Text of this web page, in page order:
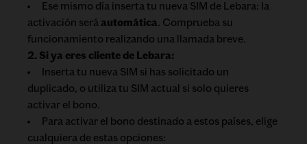
Ese mismo día inserta tu nueva SIM de Lebara: la
activación será automática. Comprueba su
funcionamiento realizando una llamada breve.
2. Si ya eres cliente de Lebara:
Inserta tu nueva SIM si has solicitado un
duplicado, o utiliza tu SIM actual si solo quieres
activar el bono.
Para activar el bono destinado a estos países, elige
cualquiera de estas opciones: